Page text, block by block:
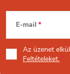
L
á
b
E-mail
Az üzenet
Feltételeket.